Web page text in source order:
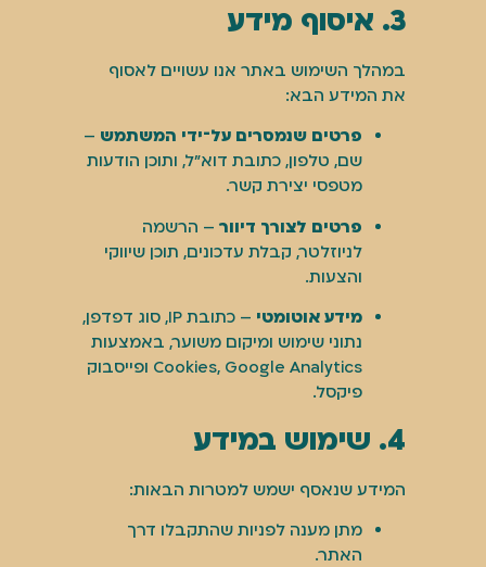
3. איסוף מידע
במהלך השימוש באתר אנו עשויים לאסוף
את המידע הבא:
פרטים שנמסרים על־ידי המשתמש –
שם, טלפון, כתובת דוא"ל, ותוכן הודעות
מטפסי יצירת קשר.
פרטים לצורך דיוור – הרשמה
לניוזלטר, קבלת עדכונים, תוכן שיווקי
והצעות.
מידע אוטומטי
– כתובת IP, סוג דפדפן,
נתוני שימוש ומיקום משוער, באמצעות
Cookies, Google Analytics ופייסבוק
פיקסל.
4. שימוש במידע
המידע שנאסף ישמש למטרות הבאות:
מתן מענה לפניות שהתקבלו דרך
האתר.